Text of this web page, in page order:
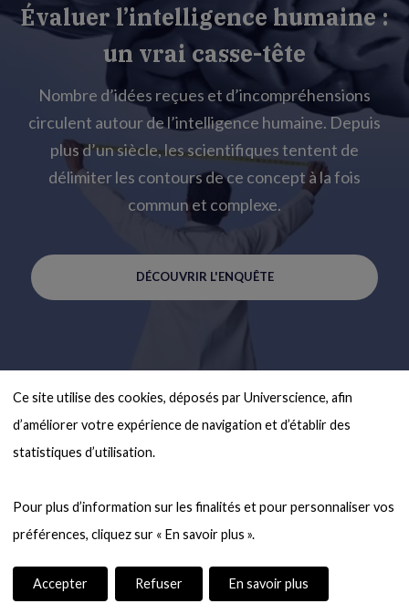
Ce site utilise des cookies, déposés par Universcience, afin
d’améliorer votre expérience de navigation et d’établir des
statistiques d’utilisation.
Pour plus d’information sur les finalités et pour personnaliser vos
Accepter Refuser En savoir plus
Évaluer l’intelligence humaine :
un vrai casse-tête
Nombre d’idées reçues et d’incompréhensions
circulent autour de l’intelligence humaine. Depuis
plus d’un siècle, les scientifiques tentent de
délimiter les contours de ce concept à la fois
commun et complexe.
DÉCOUVRIR L'ENQUÊTE